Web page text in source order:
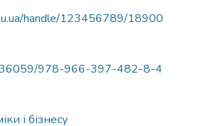
handle/123456789/18900
978-966-397-482-8-4
і бізнесу